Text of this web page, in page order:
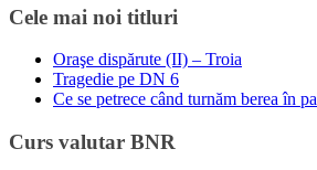
Cele mai noi titluri
Oraşe dispărute (II) – Troia
Tragedie pe DN 6
Ce se petrece când turnăm berea în
Curs valutar BNR